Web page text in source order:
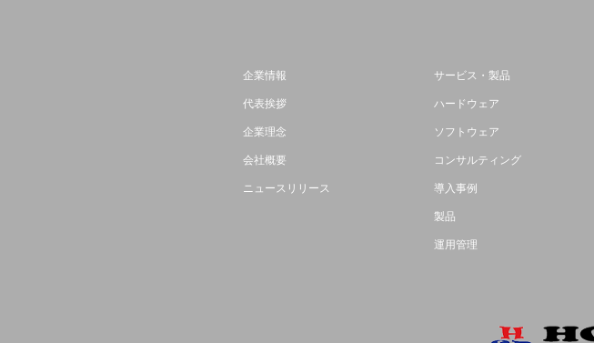
企業情報
代表挨拶
企業理念
会社概要
ニュースリリース
サービス・製品
ハードウェア
ソフトウェア
コンサルティング
導入事例
製品
運用管理